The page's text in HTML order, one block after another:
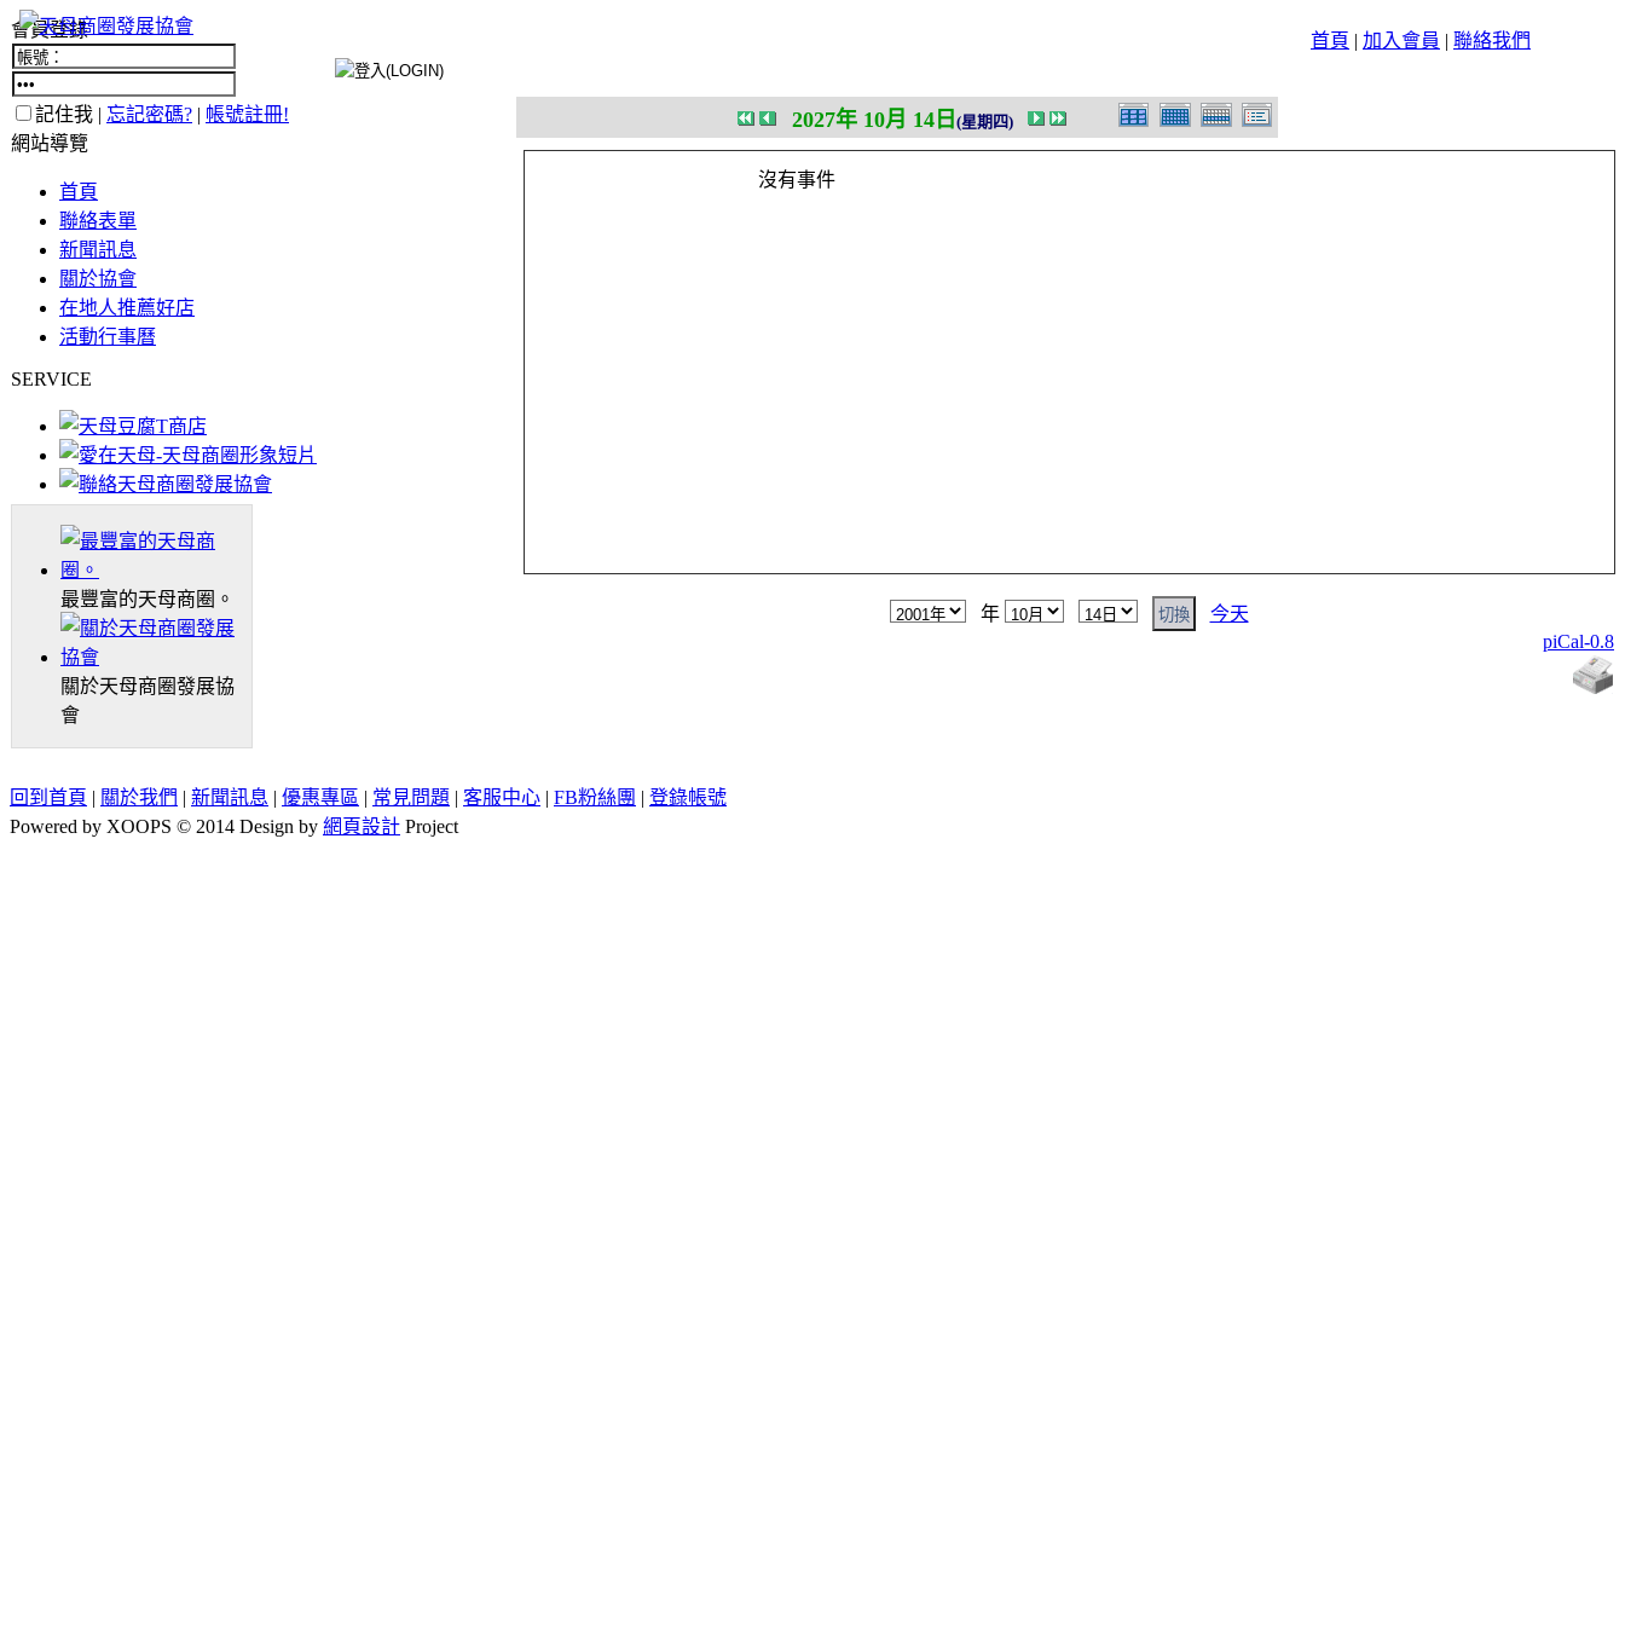
首頁 | 加入會員 | 聯絡我們
會員登錄
記住我 | 忘記密碼? | 帳號註冊!
網站導覽
首頁
聯絡表單
新聞訊息
關於協會
在地人推薦好店
活動行事曆
SERVICE
最豐富的天母商圈。
關於天母商圈發展協
會
2027年 10月 14日 (星期四)
沒有事件
年
今天
piCal-0.8
回到首頁 | 關於我們 | 新聞訊息 | 優惠專區 | 常見問題 | 客服中心 | FB粉絲團 | 登錄帳號
Powered by XOOPS © 2014 Design by 網頁設計 Project